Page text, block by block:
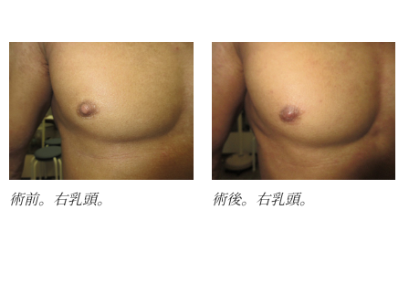
術前。右乳頭。 術後。右乳頭。